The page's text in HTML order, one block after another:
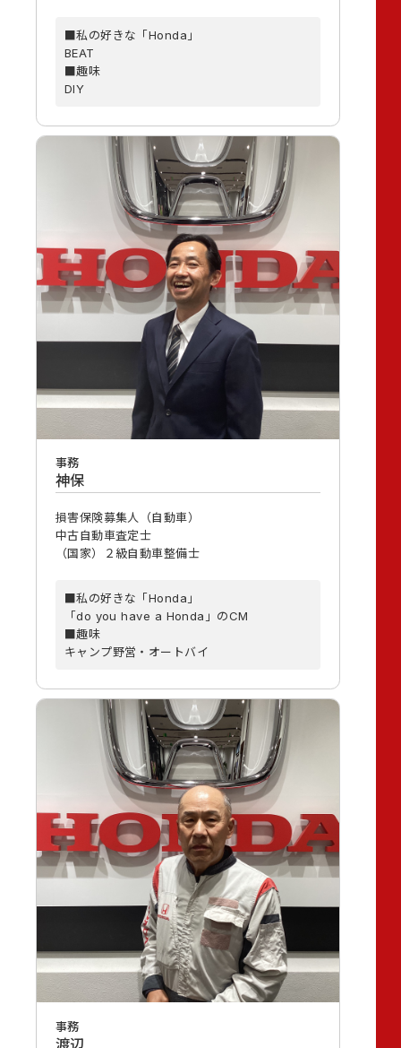
■私の好きな「Honda」
BEAT
■趣味
DIY
事務
神保
損害保険募集人（自動車）
中古自動車査定士
（国家）２級自動車整備士
■私の好きな「Honda」
「do you have a Honda」のCM
■趣味
キャンプ野営・オートバイ
事務
渡辺